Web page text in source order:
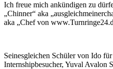
Ich freue mich ankündigen zu
„Chinner“ aka
aka „Chef von
Seinesgleichen Schüler von Ido für
Internshipbesucher, Yuval Avalon